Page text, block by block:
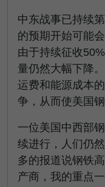
中东战事已持续
的预期开始可能
由于持续征收
量仍然大幅下降
运费和能源成本
争，从而使美国
一位美国中西部
续进行，人们仍
多的报道说钢铁
产商，我的重点